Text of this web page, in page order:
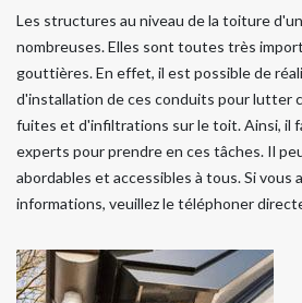
Les structures au niveau de la toiture
nombreuses. Elles sont toutes très
gouttières. En effet, il est possible de
d'installation de ces conduits pour lutter
fuites et d'infiltrations sur le toit. Ainsi, il
experts pour prendre en ces tâches. Il
abordables et accessibles à tous. Si vous
informations, veuillez le téléphoner